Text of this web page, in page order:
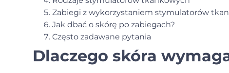
Zabiegi z wykorzystaniem stymulatorów
Jak dbać o skórę po zabiegach?
Często zadawane pytania
Dlaczego skóra